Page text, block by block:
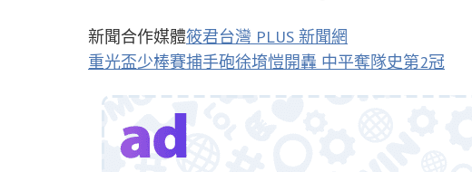
新聞合作媒體筱君台灣 PLUS 新聞網
重光盃少棒賽捕手砲徐堉愷開轟 中平奪隊史第2冠